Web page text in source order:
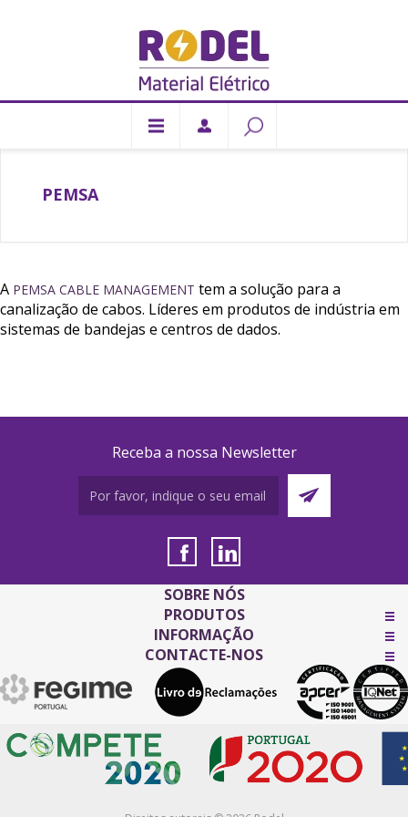
PEMSA
A PEMSA CABLE MANAGEMENT tem a solução para a
canalização de cabos. Líderes em produtos de indústria em
sistemas de bandejas e centros de dados.
Receba a nossa Newsletter
SOBRE NÓS
PRODUTOS
INFORMAÇÃO
CONTACTE-NOS